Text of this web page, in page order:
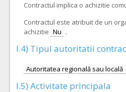
Contractul implica o achizitie
Contractul este atribuit de un
achizitie Nu .
I.4) Tipul autoritatii
Autoritatea regională sau locală
I.5) Activitate principala